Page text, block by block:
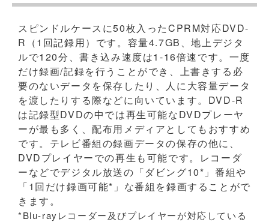
スピンドルケースに50枚入ったCPRM対応DVD-
R（1回記録用）です。容量4.7GB、地上デジタ
ルで120分、書き込み速度は1-16倍速です。一度
だけ録画/記録を行うことができ、上書きする必
要のないデータを保存したり、人に大容量データ
を渡したりする際などに向いています。DVD-R
は記録型DVDの中では再生可能なDVDプレーヤ
ーが最も多く、配布用メディアとしてもおすすめ
です。テレビ番組の録画データの保存の他に、
DVDプレイヤーでの再生も可能です。レコーダ
ーなどでデジタル放送の「ダビング10*」番組や
「1回だけ録画可能*」な番組を録画することがで
きます。
*Blu-rayレコーダー及びプレイヤーが対応している